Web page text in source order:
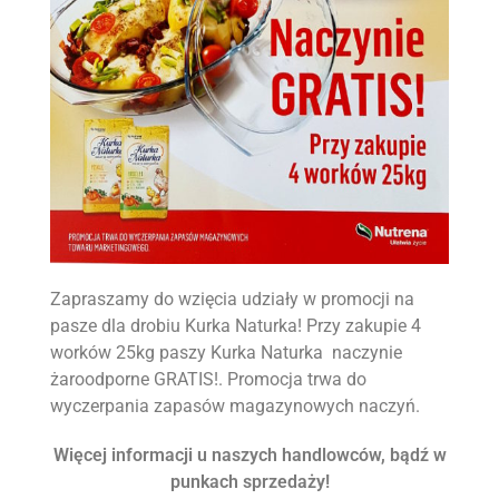
Pozostałe rolnicze
Opał
Kostka brukowa
Zapraszamy do wzięcia udziały w promocji na
pasze dla drobiu Kurka Naturka! Przy zakupie 4
worków 25kg paszy Kurka Naturka naczynie
żaroodporne GRATIS!. Promocja trwa do
wyczerpania zapasów magazynowych naczyń.
Więcej informacji u naszych handlowców, bądź w
punkach sprzedaży!